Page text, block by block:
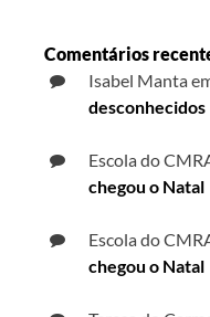
Comentários
Isabel Manta
desconhecidos
Escola do
chegou o Natal
Escola do
chegou o Natal